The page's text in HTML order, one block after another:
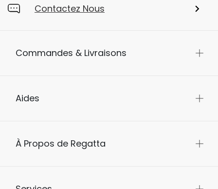
Contactez Nous
Commandes & Livraisons
Aides
À Propos de Regatta